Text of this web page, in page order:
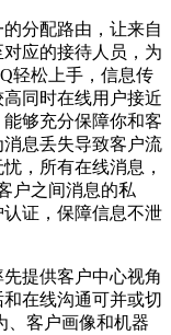
分配路由，让来自
应的接待人员，为
轻松上手，信息传
同时在线用户接近
够充分保障你和客
息丢失导致客户流
，所有在线消息，
户之间消息的私
证，保障信息不泄
提供客户中心视角
在线沟通可并或切
、客户画像和机器